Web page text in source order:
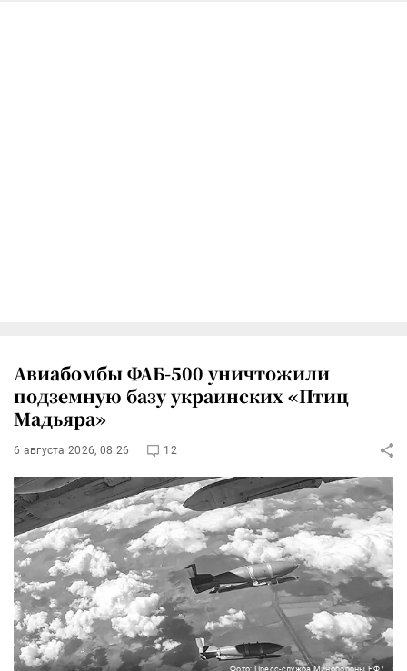
Авиабомбы ФАБ-500 уничтожили
подземную базу украинских «Птиц
Мадьяра»
6 августа 2026, 08:26 12
Фото: Пресс-служба Минобороны РФ/